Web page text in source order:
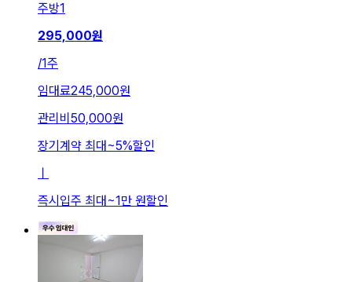
주방1
295,000원
/1주
임대료245,000원
관리비 50,000원
장기계약 최대 ~5%할인
즉시입주 최대 ~1만 원할인